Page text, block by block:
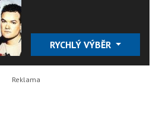
RYCHLÝ VÝBĚR